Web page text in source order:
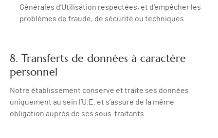
Générales d’Utilisation respectées, et d'empêcher les
problèmes de fraude, de sécurité ou techniques.
8. Transferts de données à caractère
personnel
Notre établissement conserve et traite ses données
uniquement au sein l’U.E. et s’assure de la même
obligation auprès de ses sous-traitants.